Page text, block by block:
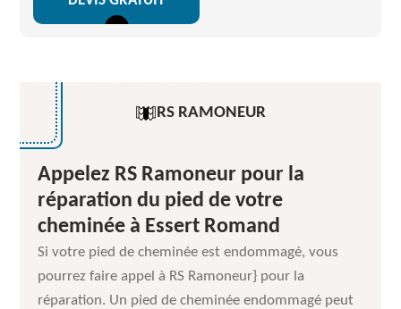
RS RAMONEUR
Appelez RS Ramoneur pour la
réparation du pied de votre
cheminée à Essert Romand
Si votre pied de cheminée est endommagé, vous
pourrez faire appel à RS Ramoneur} pour la
réparation. Un pied de cheminée endommagé peut